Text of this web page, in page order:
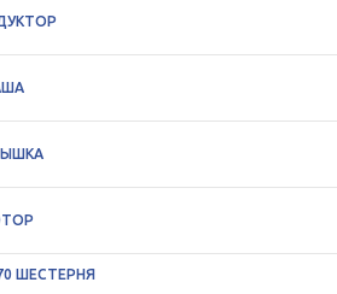
ШЕСТЕРНЯ